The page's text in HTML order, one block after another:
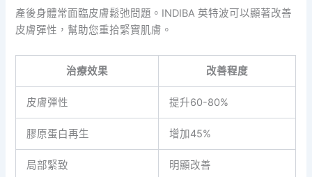
產後身體常面臨皮膚鬆弛問題。INDIBA 英特波可以顯著改善
皮膚彈性，幫助您重拾緊實肌膚。
治療效果 改善程度
皮膚彈性 提升60-80%
膠原蛋白再生 增加45%
局部緊致 明顯改善